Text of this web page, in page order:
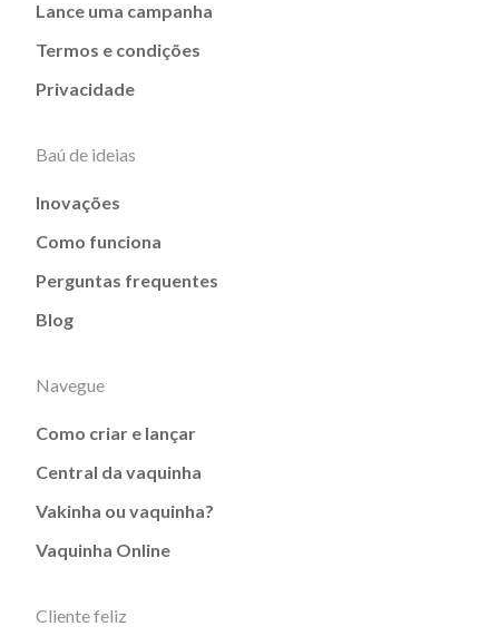
Lance uma campanha
Termos e condições
Privacidade
Baú de ideias
Inovações
Como funciona
Perguntas frequentes
Blog
Navegue
Como criar e lançar
Central da vaquinha
Vakinha ou vaquinha?
Vaquinha Online
Cliente feliz